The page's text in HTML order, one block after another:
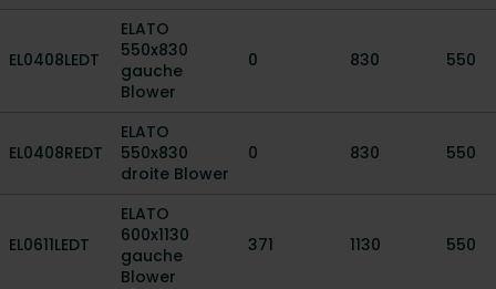
EL0408LEDT
ELATO
550x830
gauche
Blower
0 830 550
EL0408REDT
ELATO
550x830
droite Blower
0 830 550
EL0611LEDT
ELATO
600x1130
gauche
Blower
371 1130 550